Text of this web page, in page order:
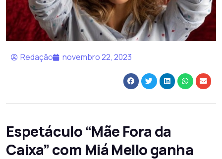
Redação novembro 22, 2023
Espetáculo “Mãe Fora da
Caixa” com Miá Mello ganha